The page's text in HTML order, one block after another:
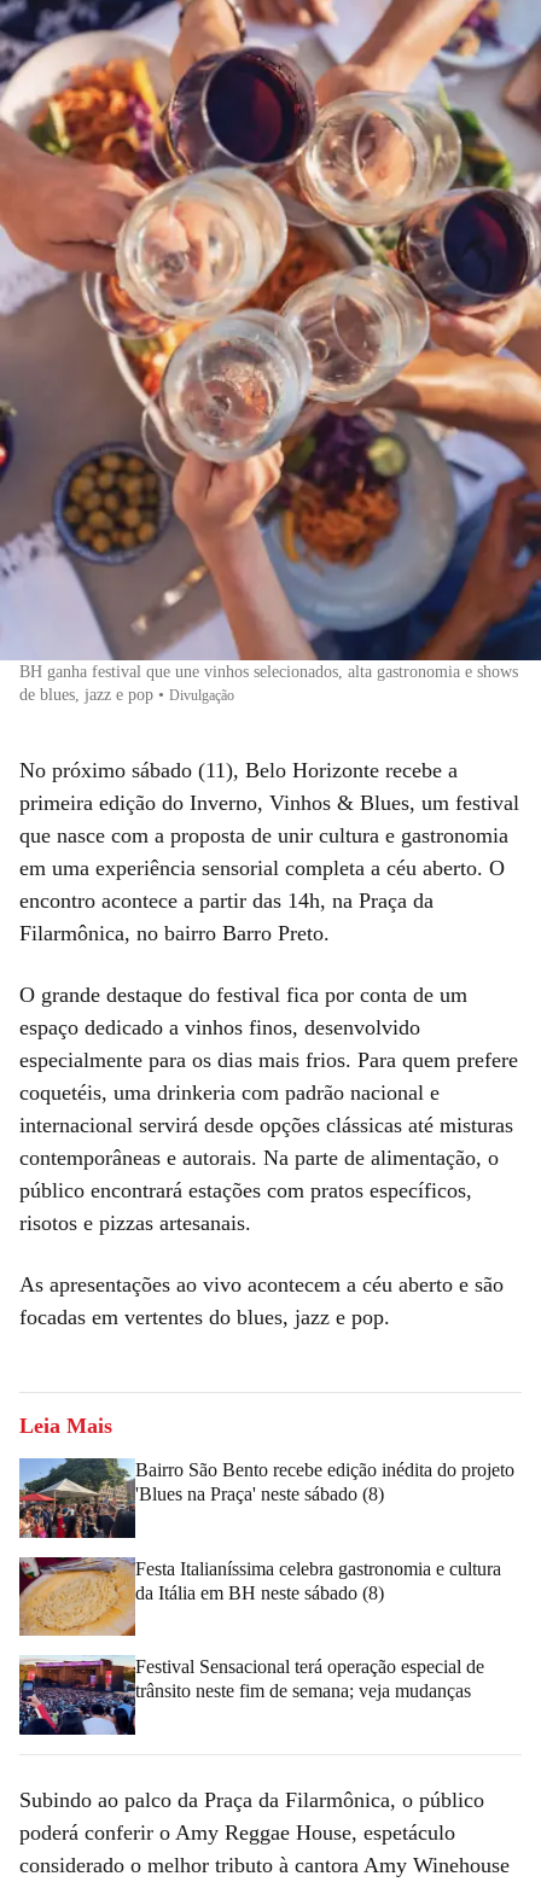
BH ganha festival que une vinhos selecionados, alta gastronomia e shows
de blues, jazz e pop • Divulgação
No próximo sábado (11), Belo Horizonte recebe a
primeira edição do Inverno, Vinhos & Blues, um festival
que nasce com a proposta de unir cultura e gastronomia
em uma experiência sensorial completa a céu aberto. O
encontro acontece a partir das 14h, na Praça da
Filarmônica, no bairro Barro Preto.
O grande destaque do festival fica por conta de um
espaço dedicado a vinhos finos, desenvolvido
especialmente para os dias mais frios. Para quem prefere
coquetéis, uma drinkeria com padrão nacional e
internacional servirá desde opções clássicas até misturas
contemporâneas e autorais. Na parte de alimentação, o
público encontrará estações com pratos específicos,
risotos e pizzas artesanais.
As apresentações ao vivo acontecem a céu aberto e são
focadas em vertentes do blues, jazz e pop.
Leia Mais
Bairro São Bento recebe edição inédita do projeto
'Blues na Praça' neste sábado (8)
Festa Italianíssima celebra gastronomia e cultura
da Itália em BH neste sábado (8)
Festival Sensacional terá operação especial de
trânsito neste fim de semana; veja mudanças
Subindo ao palco da Praça da Filarmônica, o público
poderá conferir o Amy Reggae House, espetáculo
considerado o melhor tributo à cantora Amy Winehouse